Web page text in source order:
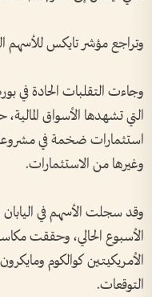
وتراجع مؤشر تايكس للأسهم
وجاءت التقلبات الحادة في
التي تشهدها الأسواق
استثمارات ضخمة في
وغيرها من الاستثمارات.
وقد سجلت الأسهم في اليابان
الأسبوع الحالي، وحققت
الأمريكيتين كوالكوم
التوقعات.